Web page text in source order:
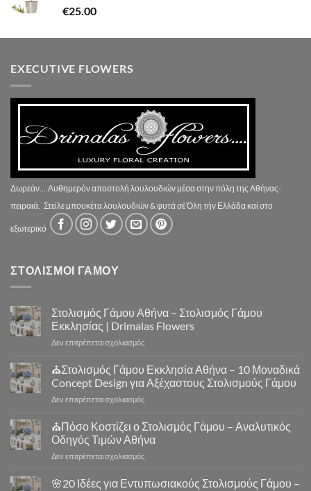
€25.00
EXECUTIVE FLOWERS
Δωρεάν....Αυθημερόν αποστολή λουλουδιών μέσα στην πόλη της Αθήνας-
πειραιά. Στείλε μπουκέτα λουλουδιών & φυτά σέ Όλη τήν Ελλάδα καί στο
εξωτερικό
ΣΤΟΛΙΣΜΟΙ ΓΑΜΟΥ
Στολισμός Γάμου Αθήνα – Στολισμός Γάμου
Εκκλησίας | Drimalas Flowers
Δεν επιτρέπεται σχολιασμόςστο
Γάμου
Αθήνα
–
Στολισμός
Εκκλησίας
|
Flowers
⛪Στολισμός Γάμου Εκκλησία Αθήνα – 10 Μοναδικά
Concept Design για Αξέχαστους Στολισμούς Γάμου
Δεν επιτρέπεται σχολιασμόςστο
Στολισμός
Εκκλησία
Αθήνα
10
⛪Πόσο Κοστίζει ο Στολισμός Γάμου – Αναλυτικός
Οδηγός Τιμών Αθήνα
Δεν επιτρέπεται σχολιασμόςστο
🌸20 Ιδέες για Εντυπωσιακούς Στολισμούς Γάμου –